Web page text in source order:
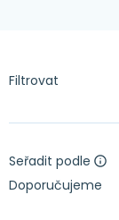
Filtrovat
Seřadit podle
Doporučujeme